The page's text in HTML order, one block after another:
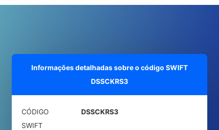
Informações detalhadas sobre o código SWIFT
DSSCKRS3
CÓDIGO
SWIFT
DSSCKRS3